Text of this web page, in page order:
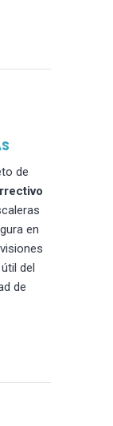
de
en
del
de